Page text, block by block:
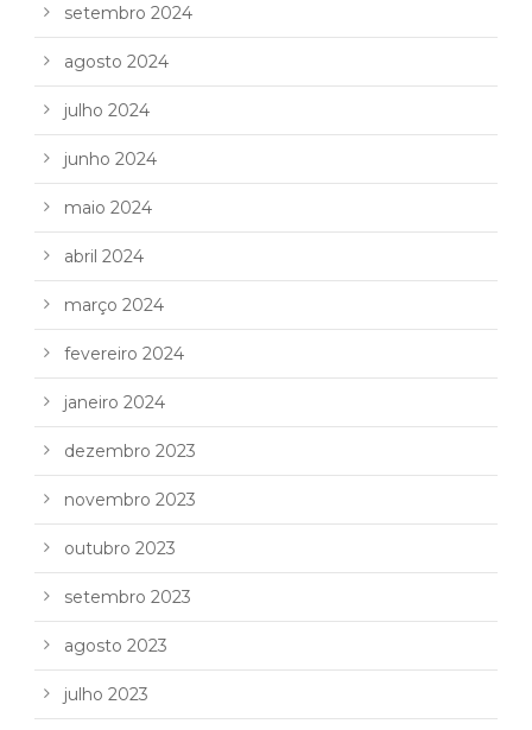
setembro 2024
agosto 2024
julho 2024
junho 2024
maio 2024
abril 2024
março 2024
fevereiro 2024
janeiro 2024
dezembro 2023
novembro 2023
outubro 2023
setembro 2023
agosto 2023
julho 2023